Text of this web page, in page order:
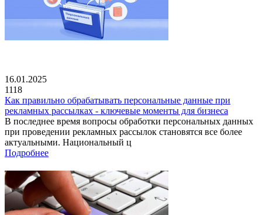
16.01.2025
1118
Как правильно обрабатывать персональные данные при
рекламных рассылках - ключевые моменты для бизнеса
В последнее время вопросы обработки персональных данных
при проведении рекламных рассылок становятся все более
актуальными. Национальный ц
Подробнее